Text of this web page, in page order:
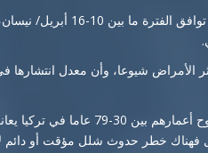
وأفاد بوزقورت بمناسبة أسبوع
الأمراض شيوعا، وأن معدل انتشارها
وأضاف بوزقورت: “15 من كل 1000 شخص
خطر حدوث شلل مؤقت أو دائم لأكثر من 600